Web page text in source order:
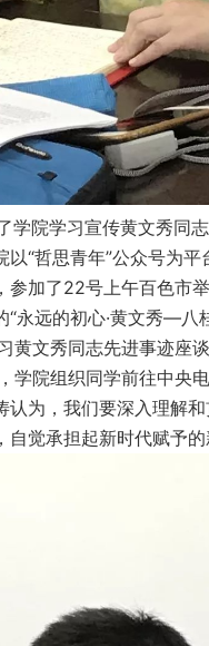
院学习宣传黄文秀同志
以“哲思青年”公众号为
参加了22号上午百色市
“永远的初心·黄文秀—
黄文秀同志先进事迹座
学院组织同学前往中央
认为，我们要深入理解
自觉承担起新时代赋予的